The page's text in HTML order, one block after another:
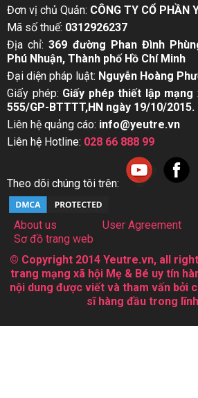
Đơn vị chủ Quản: CÔNG TY CỔ PHẦN
Mã số thuế: 0312926237
Địa chỉ:369 đường Phan Đình
Phú Nhuận, Thành phố Hồ Chí Minh
Đại diện pháp luật: Nguyễn Hoàng
Giấy phép: Giấy phép thiết lập
555/GP-BTTTT,HN ngày 19/10/2015.
Liên hệ quảng cáo: info@yeutre.vn
Liên hệ Hotline: 028 66 888 99
Theo dõi chúng tôi trên:
About us User Agreement
Sơ đồ trang web
© Copyright 2014 Yeutre.vn, all
trang mạng xã hội Mẹ & Bé uy tín
nội dung được viết và tham vấn bởi
sĩ hàng đầu trong